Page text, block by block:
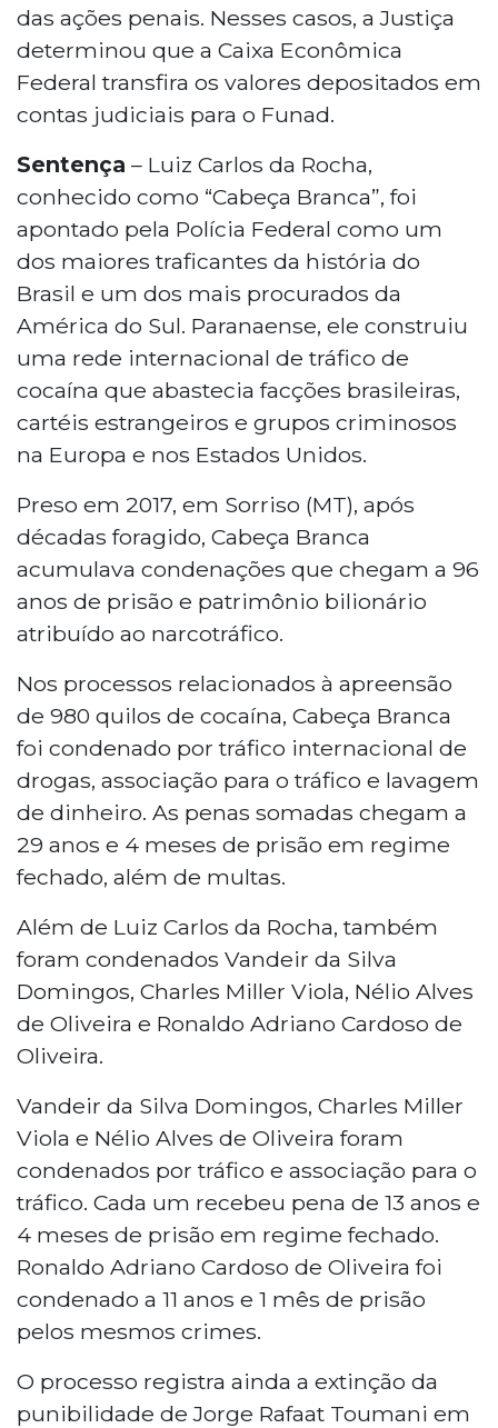
das ações penais. Nesses casos, a Justiça
determinou que a Caixa Econômica
Federal transfira os valores depositados em
contas judiciais para o Funad.
Sentença – Luiz Carlos da Rocha,
conhecido como “Cabeça Branca”, foi
apontado pela Polícia Federal como um
dos maiores traficantes da história do
Brasil e um dos mais procurados da
América do Sul. Paranaense, ele construiu
uma rede internacional de tráfico de
cocaína que abastecia facções brasileiras,
cartéis estrangeiros e grupos criminosos
na Europa e nos Estados Unidos.
Preso em 2017, em Sorriso (MT), após
décadas foragido, Cabeça Branca
acumulava condenações que chegam a 96
anos de prisão e patrimônio bilionário
atribuído ao narcotráfico.
Nos processos relacionados à apreensão
de 980 quilos de cocaína, Cabeça Branca
foi condenado por tráfico internacional de
drogas, associação para o tráfico e lavagem
de dinheiro. As penas somadas chegam a
29 anos e 4 meses de prisão em regime
fechado, além de multas.
Além de Luiz Carlos da Rocha, também
foram condenados Vandeir da Silva
Domingos, Charles Miller Viola, Nélio Alves
de Oliveira e Ronaldo Adriano Cardoso de
Oliveira.
Vandeir da Silva Domingos, Charles Miller
Viola e Nélio Alves de Oliveira foram
condenados por tráfico e associação para o
tráfico. Cada um recebeu pena de 13 anos e
4 meses de prisão em regime fechado.
Ronaldo Adriano Cardoso de Oliveira foi
condenado a 11 anos e 1 mês de prisão
pelos mesmos crimes.
O processo registra ainda a extinção da
punibilidade de Jorge Rafaat Toumani em